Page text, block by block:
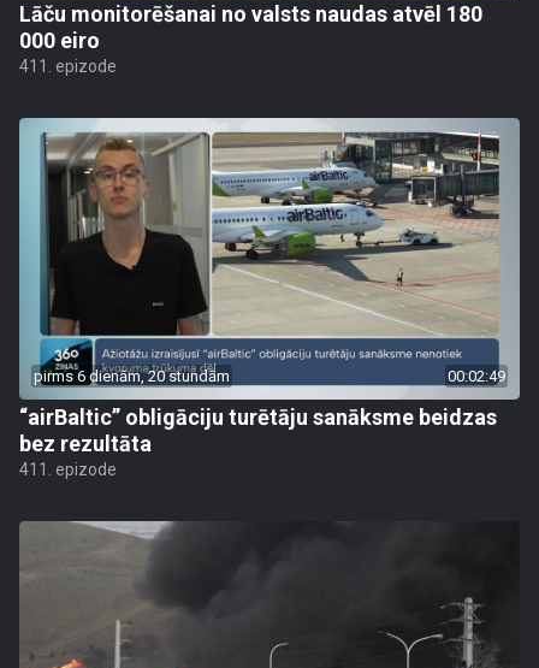
Lāču monitorēšanai no valsts naudas atvēl 180
000 eiro
411. epizode
pirms 6 dienām, 20 stundām 00:02:49
“airBaltic” obligāciju turētāju sanāksme beidzas
bez rezultāta
411. epizode